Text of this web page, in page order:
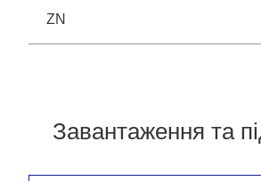
ZN
Завантаження та